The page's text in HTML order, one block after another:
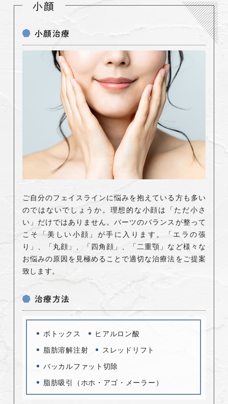
小顔
小顔治療
ご自分のフェイスラインに悩みを抱えている方も多い
のではないでしょうか。理想的な小顔は「ただ小さ
い」だけではありません。パーツのバランスが整って
こそ「美しい小顔」が手に入ります。「エラの張
り」、「丸顔」、「四角顔」、「二重顎」など様々な
お悩みの原因を見極めることで適切な治療法をご提案
致します。
治療方法
ボトックス
ヒアルロン酸
脂肪溶解注射
スレッドリフト
バッカルファット切除
脂肪吸引（ホホ・アゴ・メーラー）